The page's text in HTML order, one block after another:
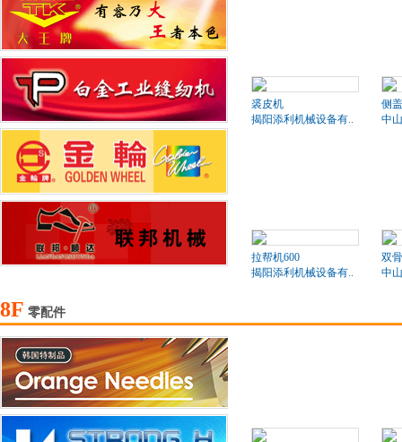
裘皮机
揭阳添利机械设备有..
侧
中
拉帮机600
揭阳添利机械设备有..
双
中
8F 零配件